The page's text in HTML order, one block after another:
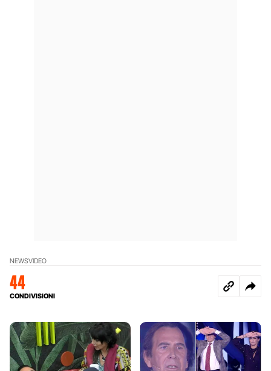
NEWSVIDEO
44
CONDIVISIONI